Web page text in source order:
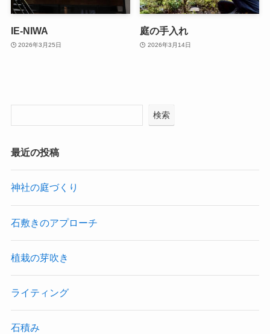
IE-NIWA
2026年3月25日
庭の手入れ
2026年3月14日
検索
最近の投稿
神社の庭づくり
石敷きのアプローチ
植栽の芽吹き
ライティング
石積み